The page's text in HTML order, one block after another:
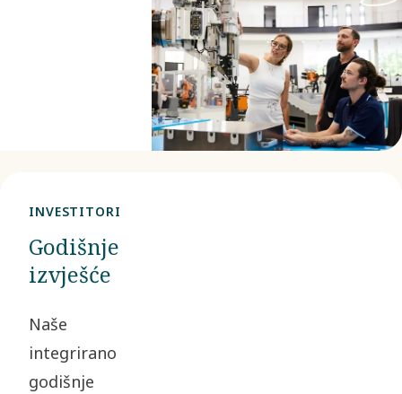
INVESTITORI
Godišnje
izvješće
Naše
integrirano
godišnje